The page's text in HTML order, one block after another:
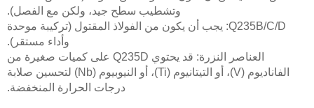
وتشطيب سطح جيد، ولكن مع الفصل).
Q235B/C/D: يجب أن يكون من الفولاذ المقتول (تركيبة موحدة
وأداء مستقر).
العناصر النزرة: قد يحتوي Q235D على كميات صغيرة من
الفاناديوم (V)، أو التيتانيوم (Ti)، أو النيوبيوم (Nb) لتحسين صلابة
درجات الحرارة المنخفضة.